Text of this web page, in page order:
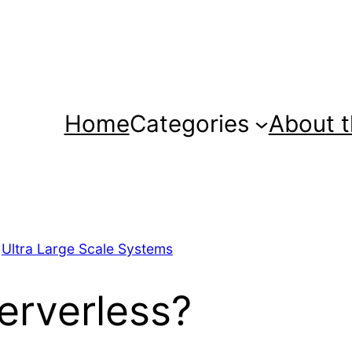
HomeCategories About
Ultra Large Scale Systems